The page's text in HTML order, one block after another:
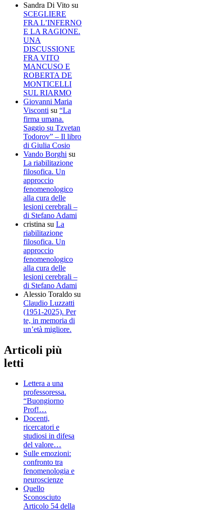
Sandra Di Vito su
SCEGLIERE
FRA L’INFERNO
E LA RAGIONE.
UNA
DISCUSSIONE
FRA VITO
MANCUSO E
ROBERTA DE
MONTICELLI
SUL RIARMO
Giovanni Maria
Visconti su “La
firma umana.
Saggio su Tzvetan
Todorov” – Il libro
di Giulia Cosio
Vando Borghi su
La riabilitazione
filosofica. Un
approccio
fenomenologico
alla cura delle
lesioni cerebrali –
di Stefano Adami
cristina su La
riabilitazione
filosofica. Un
approccio
fenomenologico
alla cura delle
lesioni cerebrali –
di Stefano Adami
Alessio Toraldo su
Claudio Luzzatti
(1951-2025). Per
te, in memoria di
un’età migliore.
Articoli più
letti
Lettera a una
professoressa.
“Buongiorno
Prof!…
Docenti,
ricercatori e
studiosi in difesa
del valore…
Sulle emozioni:
confronto tra
fenomenologia e
neuroscienze
Quello
Sconosciuto
Articolo 54 della